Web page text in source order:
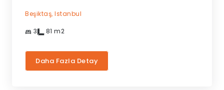
Beşiktaş, Istanbul
3 81 m2
Daha Fazla Detay